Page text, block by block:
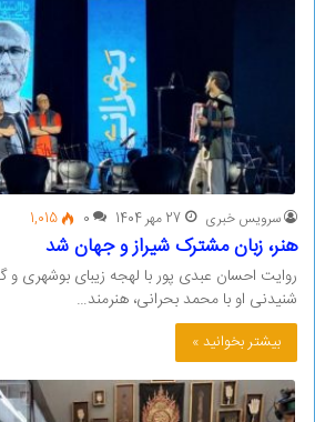
سرویس خبری 27 مهر 1404 0
1,015
هنر، زبان مشترک شیراز و جهان شد
روایت احسان عبدی پور با لهجه زیبای بوشهری
شنیدنی او با محمد بحرانی، هنرمند…
بیشتر بخوانید »